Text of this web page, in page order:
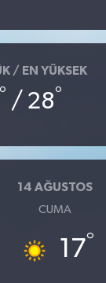
/ EN YÜKSEK
° / 28°
14 AĞUSTOS
CUMA
17°